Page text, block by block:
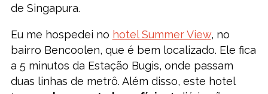
de Singapura.
Eu me hospedei no hotel Summer View, no
bairro Bencoolen, que é bem localizado. Ele fica
a 5 minutos da Estação Bugis, onde passam
duas linhas de metrô. Além disso, este hotel